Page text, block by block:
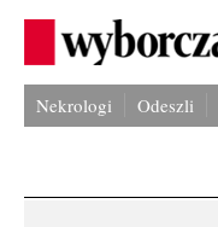
Nekrologi Odeszli